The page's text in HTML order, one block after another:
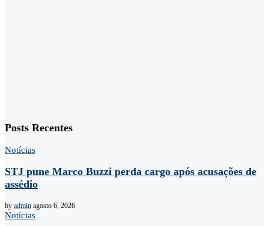
Posts Recentes
Notícias
STJ pune Marco Buzzi perda cargo após acusações de
assédio
by admin agosto 6, 2026
Notícias